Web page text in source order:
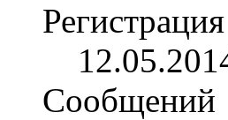
Регистрация
Сообщений